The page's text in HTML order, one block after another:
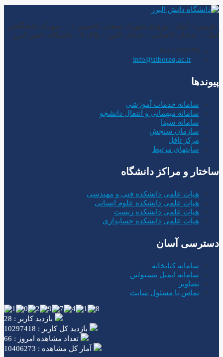
قزوین – آبیک – ورودی شهرک صنعتی کاسپین 2 – شهرک دانشگاهی
آبیک – خیابان کاشانی – خیابان البرز – پلاک 0 – دانشگاه دانش البرز
3441152278
info@alborzq.ac.ir
پیوندها
سامانه خدمات آموزشی
سامانه میهمانی و انتقال دانشجو
سامانه سیدا
سازمان سنجش
مرکز تافل
سایتهای مرتبط
ساختار و مراکز دانشگاه
هیات علمی دانشکده فنی و مهندسی
هیات علمی دانشکده علوم انسانی
هیات علمی دانشکده زیست
هیات علمی دانشکده حسابداری
دسترسی آسان
سامانه کتابخانه
سامانه ایمیل مسئولین
تصاویر
تماس با مسئول سایت
بازدید کاربر : 28
بازدید کل کاربر : 10297418
تعداد مشاهده امروز : 66
آمار کل مشاهده : 10406273